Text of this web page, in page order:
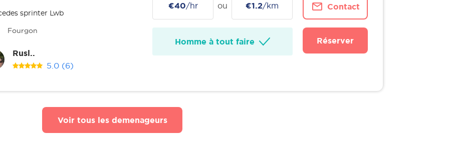
sprinter Lwb
Fourgon
Rusl..
5.0 (6)
€40/hr ou €1.2/km
Homme à tout faire
Contact
Réserver
Voir tous les demenageurs